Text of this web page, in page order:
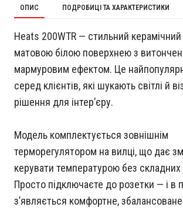
ОПИС ПОДРОБИЦІ ТА ХАРАКТЕРИСТИКИ
Heats 200WTR — стильний керамічний
матовою білою поверхнею з
мармуровим ефектом. Це
серед клієнтів, які шукають світлі й
рішення для інтерʼєру.
Модель комплектується зовнішнім
терморегулятором на вилці, що дає
керувати температурою без
Просто підключаєте до розетки — і в
зʼявляється комфортне,